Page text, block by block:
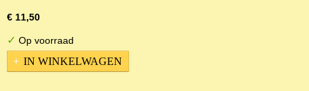
€ 11,50
✓ Op voorraad
IN WINKELWAGEN